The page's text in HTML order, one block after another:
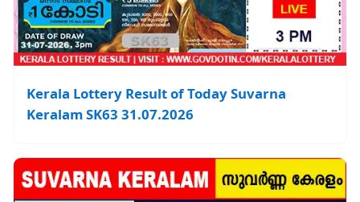
Kerala Lottery Result of Today Suvarna
Keralam SK63 31.07.2026